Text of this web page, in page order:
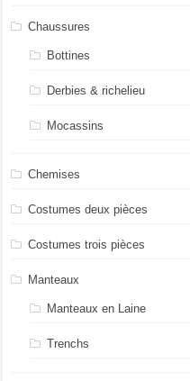
Chaussures
Bottines
Derbies & richelieu
Mocassins
Chemises
Costumes deux pièces
Costumes trois pièces
Manteaux
Manteaux en Laine
Trenchs